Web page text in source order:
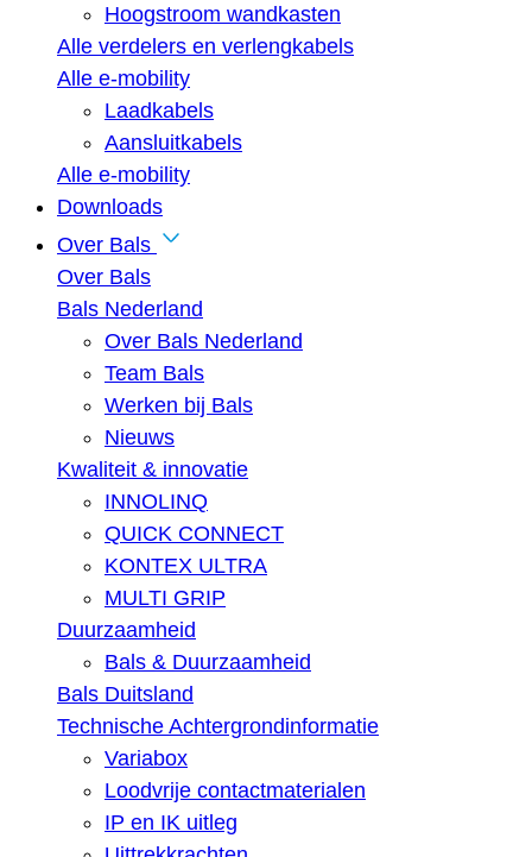
Hoogstroom wandkasten
Alle verdelers en verlengkabels
Alle e-mobility
Laadkabels
Aansluitkabels
Alle e-mobility
Downloads
Over Bals
Over Bals
Bals Nederland
Over Bals Nederland
Team Bals
Werken bij Bals
Nieuws
Kwaliteit & innovatie
INNOLINQ
QUICK CONNECT
KONTEX ULTRA
MULTI GRIP
Duurzaamheid
Bals & Duurzaamheid
Bals Duitsland
Technische Achtergrondinformatie
Variabox
Loodvrije contactmaterialen
IP en IK uitleg